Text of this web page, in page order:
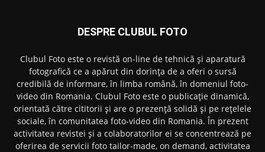
DESPRE CLUBUL FOTO
Clubul Foto este o revistă on-line de tehnică și aparatură
fotografică ce a apărut din dorința de a oferi o sursă
credibilă de informare, în limba română, în domeniul foto-
video din Romania. Clubul Foto este o publicație dinamică,
orientată către cititorii și are o prezență solidă și pe rețelele
sociale, în comunitatea foto-video din Romania. În prezent
activitatea revistei și a colaboratorilor ei se concentrează pe
oferirea de servicii foto tailor-made, on demand, activitatea